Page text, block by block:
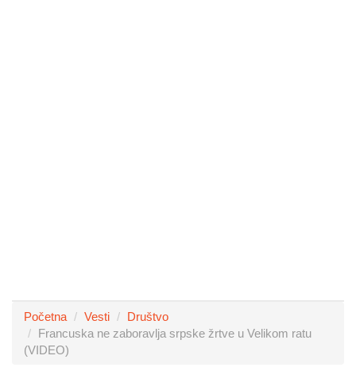
Početna Vesti
Društvo
Francuska ne zaboravlja srpske žrtve u Velikom ratu
(VIDEO)